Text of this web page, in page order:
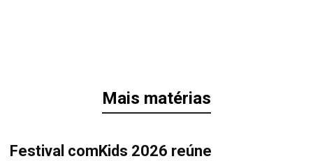
Mais matérias
Festival comKids 2026 reúne